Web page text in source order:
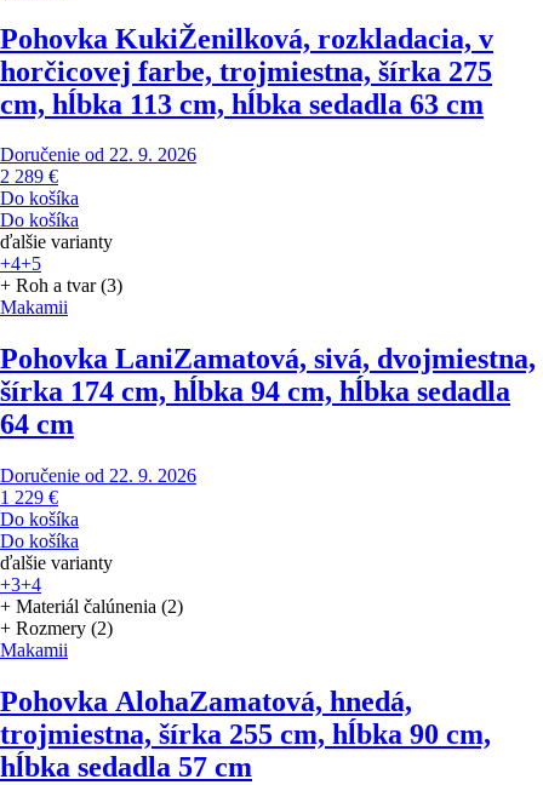
Pohovka KukiŽenilková, rozkladacia, v
horčicovej farbe, trojmiestna, šírka 275
cm, hĺbka 113 cm, hĺbka sedadla 63 cm
Doručenie od 22. 9. 2026
2 289 €
Do košíka
Do košíka
ďalšie varianty
+4+5
+ Roh a tvar (3)
Makamii
Pohovka LaniZamatová, sivá, dvojmiestna,
šírka 174 cm, hĺbka 94 cm, hĺbka sedadla
64 cm
Doručenie od 22. 9. 2026
1 229 €
Do košíka
Do košíka
ďalšie varianty
+3+4
+ Materiál čalúnenia (2)
+ Rozmery (2)
Makamii
Pohovka AlohaZamatová, hnedá,
trojmiestna, šírka 255 cm, hĺbka 90 cm,
hĺbka sedadla 57 cm